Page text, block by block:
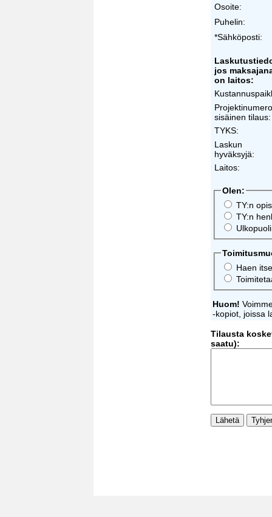
Osoite:
Puhelin:
*Sähköposti:
jos
on laitos:
sisäinen tilaus:
TYKS:
Laskun
hyväksyjä:
Laitos:
Olen:
TY:n
TY:n
Haen
Huom!
-kopiot, joissa
Tilausta
saatu):